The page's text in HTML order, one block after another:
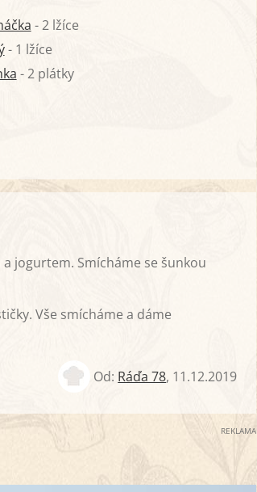
- 2 lžíce
- 1 lžíce
- 2 plátky
jogurtem. Smícháme se šunkou
Vše smícháme a dáme
Od: Ráďa 78, 11.12.2019
REKLAMA